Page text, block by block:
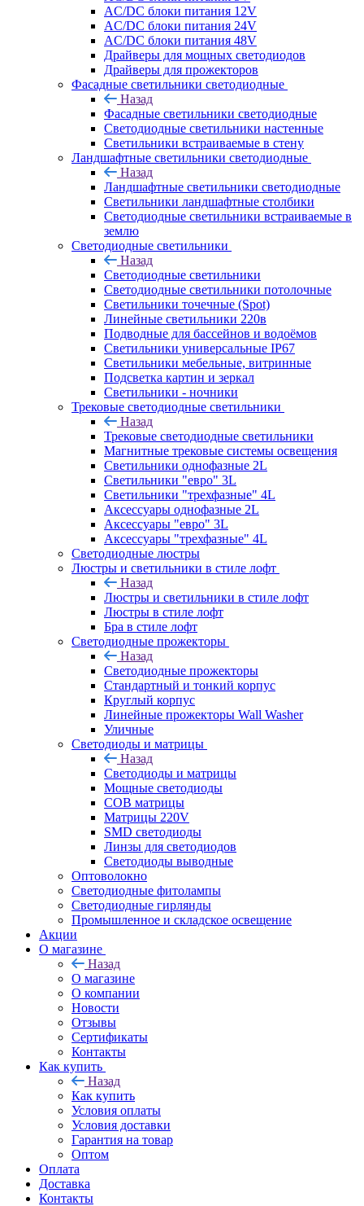
AC/DC блоки питания 12V
AC/DC блоки питания 24V
AC/DC блоки питания 48V
Драйверы для мощных светодиодов
Драйверы для прожекторов
Фасадные светильники светодиодные
Назад
Фасадные светильники светодиодные
Светодиодные светильники настенные
Светильники встраиваемые в стену
Ландшафтные светильники светодиодные
Назад
Ландшафтные светильники светодиодные
Светильники ландшафтные столбики
Светодиодные светильники встраиваемые в
землю
Светодиодные светильники
Назад
Светодиодные светильники
Светодиодные светильники потолочные
Светильники точечные (Spot)
Линейные светильники 220в
Подводные для бассейнов и водоёмов
Светильники универсальные IP67
Светильники мебельные, витринные
Подсветка картин и зеркал
Светильники - ночники
Трековые светодиодные светильники
Назад
Трековые светодиодные светильники
Магнитные трековые системы освещения
Светильники однофазные 2L
Светильники "евро" 3L
Светильники "трехфазные" 4L
Аксессуары однофазные 2L
Аксессуары "евро" 3L
Аксессуары "трехфазные" 4L
Светодиодные люстры
Люстры и светильники в стиле лофт
Назад
Люстры и светильники в стиле лофт
Люстры в стиле лофт
Бра в стиле лофт
Светодиодные прожекторы
Назад
Светодиодные прожекторы
Стандартный и тонкий корпус
Круглый корпус
Линейные прожекторы Wall Washer
Уличные
Светодиоды и матрицы
Назад
Светодиоды и матрицы
Мощные светодиоды
COB матрицы
Матрицы 220V
SMD светодиоды
Линзы для светодиодов
Светодиоды выводные
Оптоволокно
Светодиодные фитолампы
Светодиодные гирлянды
Промышленное и складское освещение
Акции
О магазине
Назад
О магазине
О компании
Новости
Отзывы
Сертификаты
Контакты
Как купить
Назад
Как купить
Условия оплаты
Условия доставки
Гарантия на товар
Оптом
Оплата
Доставка
Контакты